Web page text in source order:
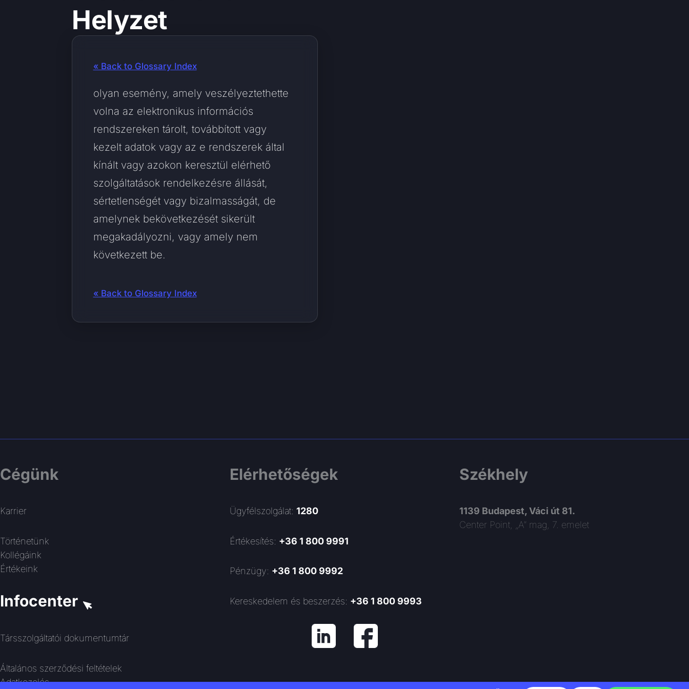
Helyzet
« Back to Glossary Index
olyan esemény, amely veszélyeztethette
volna az elektronikus információs
rendszereken tárolt, továbbított vagy
kezelt adatok vagy az e rendszerek által
kínált vagy azokon keresztül elérhető
szolgáltatások rendelkezésre állását,
sértetlenségét vagy bizalmasságát, de
amelynek bekövetkezését sikerült
megakadályozni, vagy amely nem
következett be.
« Back to Glossary Index
Cégünk
Karrier
Történetünk
Kollégáink
Értékeink
Infocenter
Társszolgáltatói dokumentumtár
Általános szerződési feltételek
Adatkezelés
Elérhetőségek
Ügyfélszolgálat: 1280
Értékesítés: +36 1 800 9991
Pénzügy: +36 1 800 9992
Kereskedelem és beszerzés: +36 1 800 9993
Székhely
1139 Budapest, Váci út 81.
Center Point, „A” mag, 7. emelet